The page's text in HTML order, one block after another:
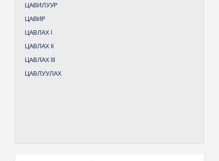
ЦАВИЛУУР
ЦАВИР
ЦАВЛАХI
ЦАВЛАХII
ЦАВЛАХIII
ЦАВЛУУЛАХ